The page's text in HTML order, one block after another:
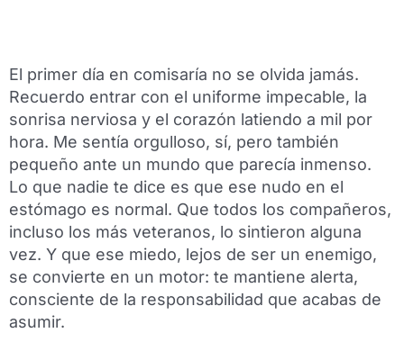
El primer día en comisaría no se olvida jamás.
Recuerdo entrar con el uniforme impecable, la
sonrisa nerviosa y el corazón latiendo a mil por
hora. Me sentía orgulloso, sí, pero también
pequeño ante un mundo que parecía inmenso.
Lo que nadie te dice es que ese nudo en el
estómago es normal. Que todos los compañeros,
incluso los más veteranos, lo sintieron alguna
vez. Y que ese miedo, lejos de ser un enemigo,
se convierte en un motor: te mantiene alerta,
consciente de la responsabilidad que acabas de
asumir.